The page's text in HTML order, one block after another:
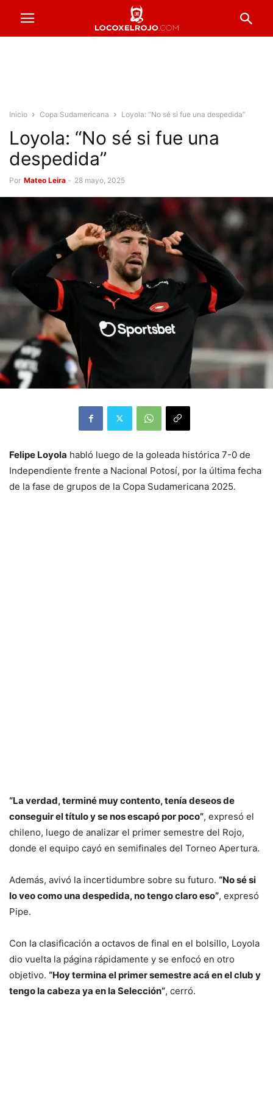
Inicio Copa Sudamericana Loyola: “No sé si fue una despedida”
Loyola: “No sé si fue una
despedida”
Por Mateo Leira - 28 mayo, 2025
Felipe Loyola habló luego de la goleada histórica 7-0 de
Independiente frente a Nacional Potosí, por la última fecha
de la fase de grupos de la Copa Sudamericana 2025.
“La verdad, terminé muy contento, tenía deseos de
conseguir el título y se nos escapó por poco”, expresó el
chileno, luego de analizar el primer semestre del Rojo,
donde el equipo cayó en semifinales del Torneo Apertura.
Además, avivó la incertidumbre sobre su futuro. “No sé si
lo veo como una despedida, no tengo claro eso”, expresó
Pipe.
Con la clasificación a octavos de final en el bolsillo, Loyola
dio vuelta la página rápidamente y se enfocó en otro
objetivo. “Hoy termina el primer semestre acá en el club y
tengo la cabeza ya en la Selección”, cerró.